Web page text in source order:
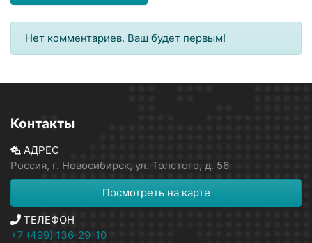
Нет комментариев. Ваш будет первым!
Контакты
АДРЕС
Россия, г. Новосибирск, ул. Толстого, д. 56
Посмотреть на карте
ТЕЛЕФОН
+7 (499) 136-29-10